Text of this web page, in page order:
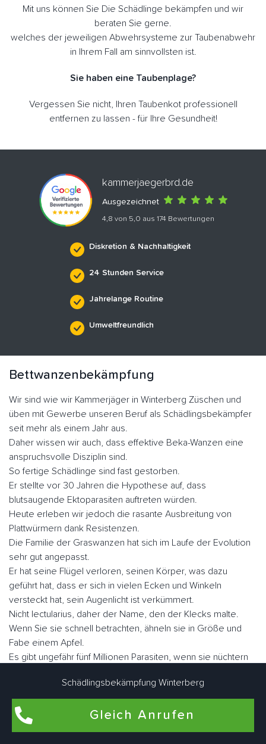
Mit uns können Sie Die Schädlinge bekämpfen und wir
beraten Sie gerne.
welches der jeweiligen Abwehrsysteme zur Taubenabwehr
in Ihrem Fall am sinnvollsten ist.
Sie haben eine Taubenplage?
Vergessen Sie nicht, Ihren Taubenkot professionell
entfernen zu lassen - für Ihre Gesundheit!
kammerjaegerbrd.de
Ausgezeichnet
4,8 von 5,0 aus 174 Bewertungen
Diskretion & Nachhaltigkeit
24 Stunden Service
Jahrelange Routine
Umweltfreundlich
Bettwanzenbekämpfung
Wir sind wie wir Kammerjäger in Winterberg Züschen und
üben mit Gewerbe unseren Beruf als Schädlingsbekämpfer
seit mehr als einem Jahr aus.
Daher wissen wir auch, dass effektive Beka-Wanzen eine
anspruchsvolle Disziplin sind.
So fertige Schädlinge sind fast gestorben.
Er stellte vor 30 Jahren die Hypothese auf, dass
blutsaugende Ektoparasiten auftreten würden.
Heute erleben wir jedoch die rasante Ausbreitung von
Plattwürmern dank Resistenzen.
Die Familie der Graswanzen hat sich im Laufe der Evolution
sehr gut angepasst.
Er hat seine Flügel verloren, seinen Körper, was dazu
geführt hat, dass er sich in vielen Ecken und Winkeln
versteckt hat, sein Augenlicht ist verkümmert.
Nicht lectularius, daher der Name, den der Klecks malte.
Wenn Sie sie schnell betrachten, ähneln sie in Größe und
Fabe einem Apfel.
Es gibt ungefähr fünf Millionen Parasiten, wenn sie nüchtern
Der Mensch ist der Hauptwirt blutsaugender Ektoparasiten.
Schädlingsbekämpfung Winterberg
Gleich Anrufen